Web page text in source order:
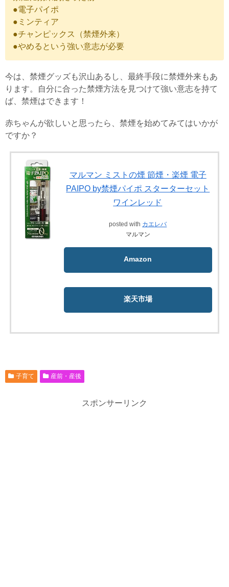
●電子パイポ
●ミンティア
●チャンピックス（禁煙外来）
●やめるという強い意志が必要
今は、禁煙グッズも沢山あるし、最終手段に禁煙外来もあ
ります。自分に合った禁煙方法を見つけて強い意志を持て
ば、禁煙はできます！
赤ちゃんが欲しいと思ったら、禁煙を始めてみてはいかが
ですか？
マルマン ミストの煙 節煙・楽煙 電子
PAIPO by禁煙パイポ スターターセット
ワインレッド
posted with カエレバ
マルマン
Amazon
楽天市場
子育て 産前・産後
スポンサーリンク